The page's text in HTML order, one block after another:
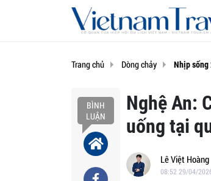
Trang chủ Dòng chảy Nhịp sống
BÌNH
LUẬN
Nghệ An:
uống tại
Lê Việt Hoàng
08:52 29/04/